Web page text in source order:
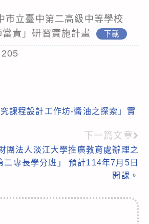
市立臺中第二高級中等學校
當責」研習實施計畫
下載
205
課程設計工作坊-醬油之探索」實
下一篇文章
團法人淡江大學推廣教育處辦理之
二專長學分班」 預計114年7月5日
開課。